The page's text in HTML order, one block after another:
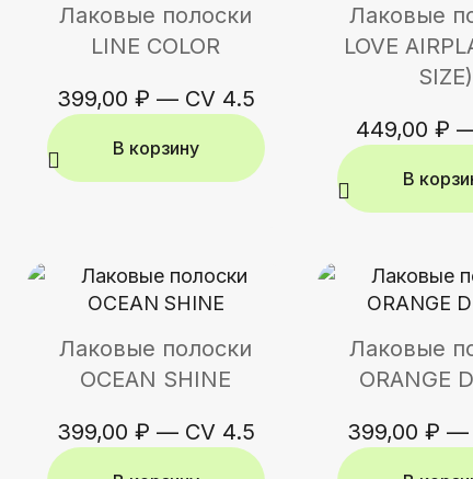
Лаковые полоски
LINE COLOR
399,00 ₽ — CV 4.5
В корзину
Лаковые
LOVE
SIZE)
449,00₽
В
Лаковые полоски
OCEAN SHINE
399,00 ₽ — CV 4.5
Лаковые
ORANGE
399,00 ₽ —